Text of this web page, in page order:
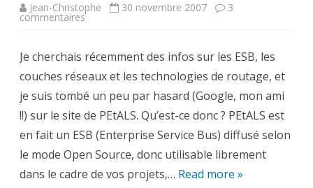
Jean-Christophe 30 novembre 2007 3
commentairessur
ESB
Open
Source
Je cherchais récemment des infos sur les ESB, les
couches réseaux et les technologies de routage, et
je suis tombé un peu par hasard (Google, mon ami
!!) sur le site de PEtALS. Qu’est-ce donc ? PEtALS est
en fait un ESB (Enterprise Service Bus) diffusé selon
le mode Open Source, donc utilisable librement
dans le cadre de vos projets,… Read more »